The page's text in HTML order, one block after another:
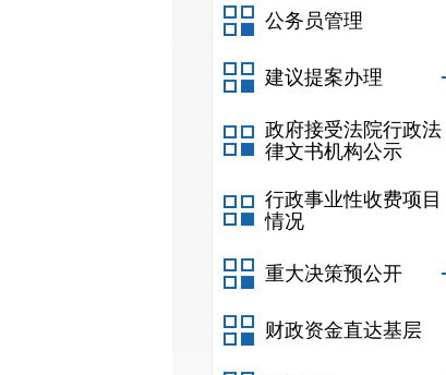
公务员管理
建议提案办理
政府接受法院行政法
律文书机构公示
行政事业性收费项目
情况
重大决策预公开
财政资金直达基层